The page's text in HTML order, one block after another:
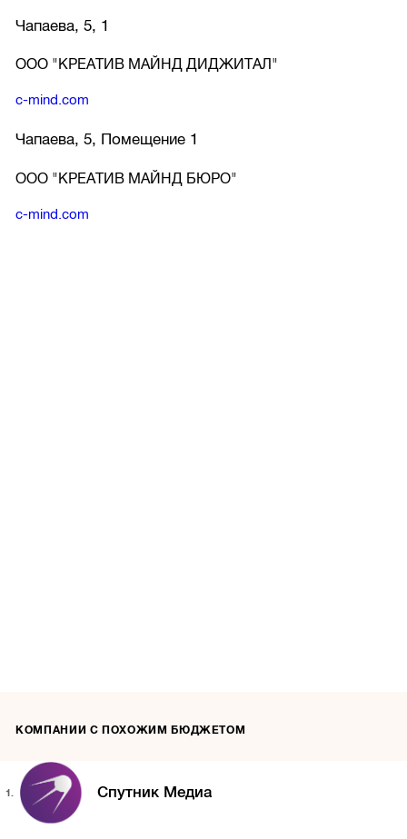
Чапаева, 5, 1
ООО "КРЕАТИВ МАЙНД ДИДЖИТАЛ"
c-mind.com
Чапаева, 5, Помещение 1
ООО "КРЕАТИВ МАЙНД БЮРО"
c-mind.com
КОМПАНИИ С ПОХОЖИМ БЮДЖЕТОМ
1. Спутник Медиа